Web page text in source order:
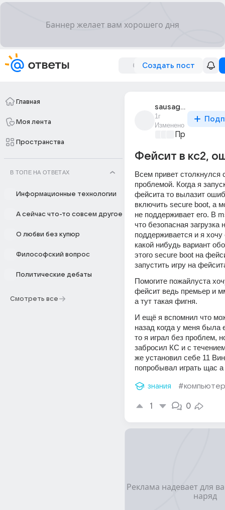
Создать пост
Главная
Моя лента
Пространства
В ТОПЕ НА ОТВЕТАХ
Информационные технологии
А сейчас что-то совсем другое
О любви без купюр
Философский вопрос
Политические дебаты
Смотреть все
sausage_4894
1г
Изменено
Просто
Фейсит в кс2,
Всем привет столкнулся
проблемой. Когда я
фейсита то вылазит
включить secure boot, а
не поддерживает его. В
что безопасная загрузка
поддерживается и я хочу
какой нибудь вариант
этого secure boot на
запустить игру на
Помогите пожайлуста
фейсит ведь премьер и
а тут такая фигня.
И ещё я вспомнил что
назад когда у меня была
то я играл без проблем,
забросил КС и с
же установил себе 11
попробывал играть щас
знания #компьютер
1 0